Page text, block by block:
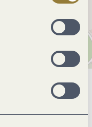
in der Nutzung